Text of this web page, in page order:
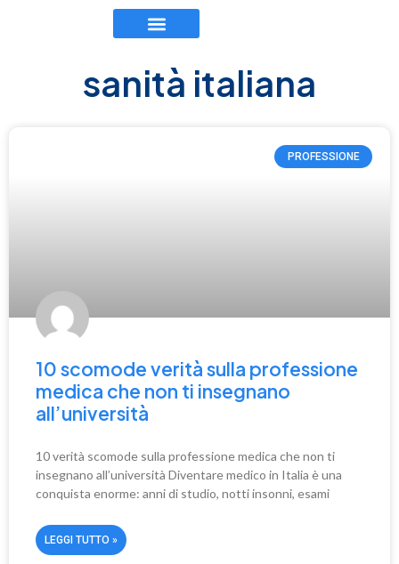
sanità italiana
PROFESSIONE
10 scomode verità sulla professione
medica che non ti insegnano
all’università
10 verità scomode sulla professione medica che non ti
insegnano all’università Diventare medico in Italia è una
conquista enorme: anni di studio, notti insonni, esami
LEGGI TUTTO »